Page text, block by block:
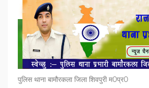
पुलिस थाना बामौरकला जिला शिवपुरी म0प्र0